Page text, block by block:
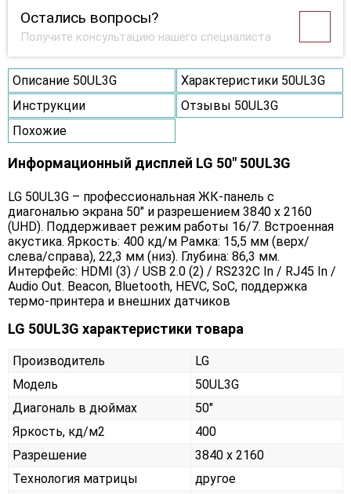
Остались вопросы?
Получите консультацию нашего специалиста
Описание 50UL3G
Характеристики 50UL3G
Инструкции
Отзывы 50UL3G
Похожие
Информационный дисплей LG 50" 50UL3G
LG 50UL3G – профессиональная ЖК-панель с
диагональю экрана 50" и разрешением 3840 х 2160
(UHD). Поддерживает режим работы 16/7. Встроенная
акустика. Яркость: 400 кд/м Рамка: 15,5 мм (верх/
слева/справа), 22,3 мм (низ). Глубина: 86,3 мм.
Интерфейс: HDMI (3) / USB 2.0 (2) / RS232C In / RJ45 In /
Audio Out. Beacon, Bluetooth, HEVC, SoC, поддержка
термо-принтера и внешних датчиков
LG 50UL3G характеристики товара
Производитель
LG
Модель
50UL3G
Диагональ в дюймах
50"
Яркость, кд/м2
400
Разрешение
3840 x 2160
Технология матрицы
другое